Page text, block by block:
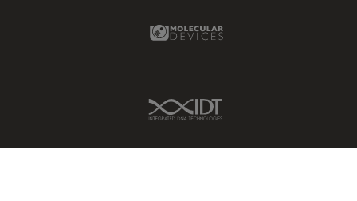
Molecular Devices Link
IDT Link